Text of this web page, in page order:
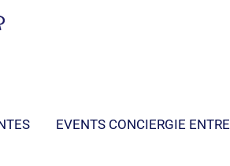
EVENTS CONCIERGIE